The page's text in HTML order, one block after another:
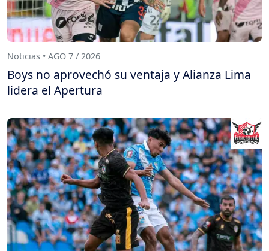
Noticias • AGO 7 / 2026
Boys no aprovechó su ventaja y Alianza Lima
lidera el Apertura